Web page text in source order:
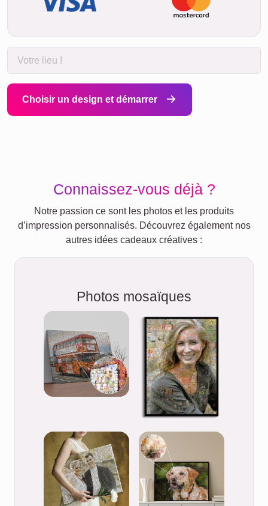
Choisir un design et démarrer
Connaissez-vous déjà ?
Notre passion ce sont les photos et les produits
d’impression personnalisés. Découvrez également nos
autres idées cadeaux créatives :
Photos mosaïques